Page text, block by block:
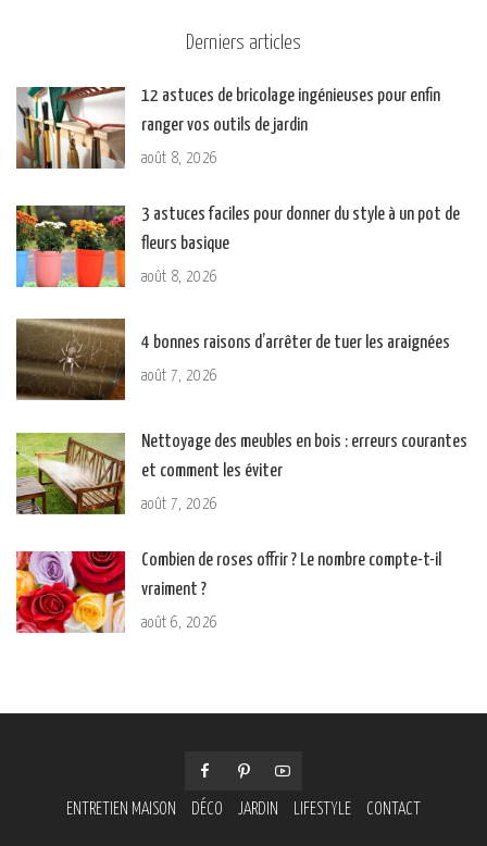
Derniers articles
12 astuces de bricolage ingénieuses pour enfin
ranger vos outils de jardin
août 8, 2026
3 astuces faciles pour donner du style à un pot de
fleurs basique
août 8, 2026
4 bonnes raisons d’arrêter de tuer les araignées
août 7, 2026
Nettoyage des meubles en bois : erreurs courantes
et comment les éviter
août 7, 2026
Combien de roses offrir ? Le nombre compte-t-il
vraiment ?
août 6, 2026
ENTRETIEN MAISON DÉCO JARDIN LIFESTYLE CONTACT